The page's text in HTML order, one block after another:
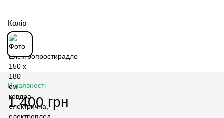
Колір
В наявності
1 400 грн